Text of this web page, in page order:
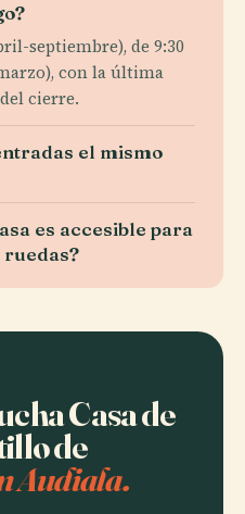
septiembre), de 9:30
con la última
cierre.
el mismo
es accesible para
Casa de
de
Audiala.